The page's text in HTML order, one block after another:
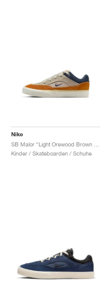
Nike
Kinder / Skateboarden / Schuhe